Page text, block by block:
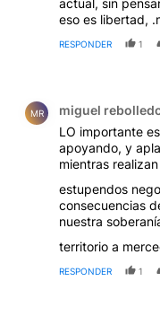
actual, sin
eso es libertad,
RESPONDER 1
MR miguel
LO importante
apoyando, y
mientras realizan
estupendos
consecuencias
nuestra
territorio a
RESPONDER 1